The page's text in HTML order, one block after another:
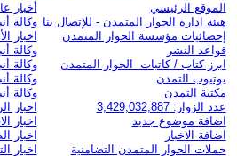
الموقع الرئيسي
هيئة ادارة الحوار المتمدن - للإتصال بنا
إحصائيات مؤسسة الحوار المتمدن
قواعد النشر
ابرز كتاب / كاتبات الحوار المتمدن
يوتيوب التمدن
مكتبة التمدن
عدد الزوار: 3,429,032,887
اضافة موضوع جديد
اضافة الاخبار
حملات الحوار المتمدن التضامنية
أخبار
وكالة
اخبار
وكالة
وكالة
وكالة
وكالة
اخبار
اخبار
اخبار
اخبار